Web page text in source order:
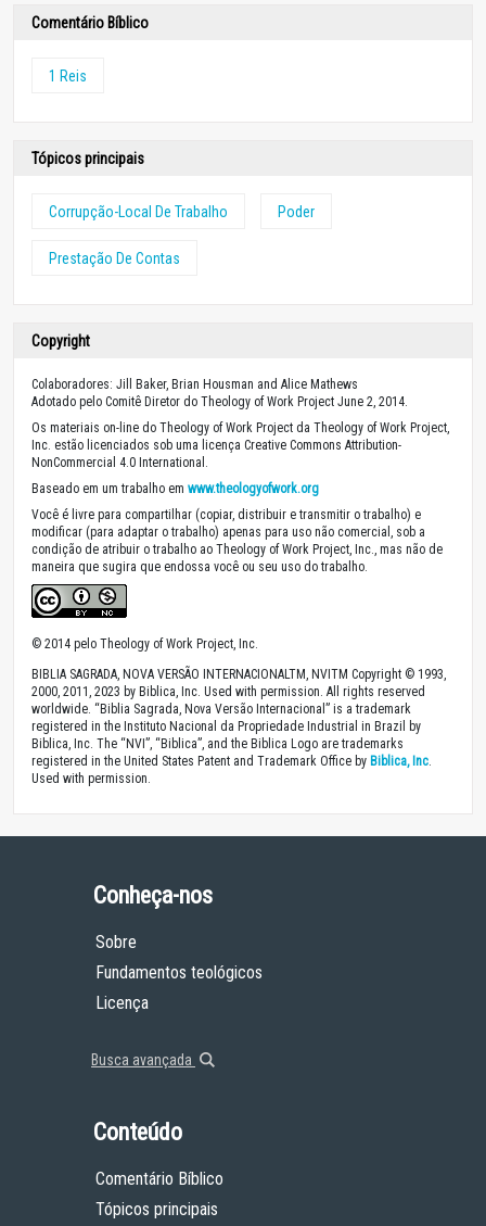
Comentário Bíblico
1 Reis
Tópicos principais
Corrupção-Local De Trabalho Poder
Prestação De Contas
Copyright
Colaboradores: Jill Baker, Brian Housman and Alice Mathews
Adotado pelo Comitê Diretor do Theology of Work Project June 2, 2014.
Os materiais on-line do Theology of Work Project da Theology of Work Project,
Inc. estão licenciados sob uma licença Creative Commons Attribution-
NonCommercial 4.0 International.
Baseado em um trabalho em www.theologyofwork.org
Você é livre para compartilhar (copiar, distribuir e transmitir o trabalho) e
modificar (para adaptar o trabalho) apenas para uso não comercial, sob a
condição de atribuir o trabalho ao Theology of Work Project, Inc., mas não de
maneira que sugira que endossa você ou seu uso do trabalho.
© 2014 pelo Theology of Work Project, Inc.
BIBLIA SAGRADA, NOVA VERSÃO INTERNACIONALTM, NVITM Copyright © 1993,
2000, 2011, 2023 by Biblica, Inc. Used with permission. All rights reserved
worldwide. “Biblia Sagrada, Nova Versão Internacional” is a trademark
registered in the Instituto Nacional da Propriedade Industrial in Brazil by
Biblica, Inc. The “NVI”, “Biblica”, and the Biblica Logo are trademarks
registered in the United States Patent and Trademark Office by Biblica, Inc
Used with permission.
Conheça-nos
Sobre
Fundamentos teológicos
Licença
Busca avançada
Conteúdo
Comentário Bíblico
Tópicos principais